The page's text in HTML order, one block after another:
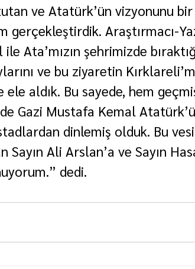
ve Atatürk’ün vizyonunu
gerçekleştirdik. Araştırmacı-
Ata’mızın şehrimizde
ve bu ziyaretin
ele aldık. Bu sayede, hem
de Gazi Mustafa Kemal
dinlemiş olduk. Bu
Ali Arslan’a ve Sayın
dedi.